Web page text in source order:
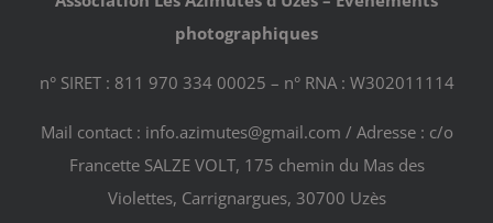
photographiques
n° SIRET : 811 970 334 00025 – n° RNA : W302011114
Mail contact : info.azimutes@gmail.com / Adresse : c/o
Francette SALZE VOLT, 175 chemin du Mas des
Violettes, Carrignargues, 30700 Uzès